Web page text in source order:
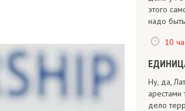
этого
надо
10
Ну, да,
арестами
дело